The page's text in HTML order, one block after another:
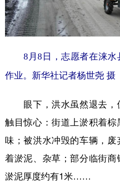
8月8日，志愿者在涞水
作业。新华社记者杨世尧 摄
眼下，洪水虽然退去，
触目惊心：街道上淤积着
味；被洪水冲毁的车辆，
着淤泥、杂草；部分临街
淤泥厚度约有1米……